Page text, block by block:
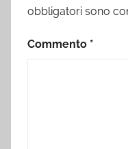
obbligatori sono
Commento *